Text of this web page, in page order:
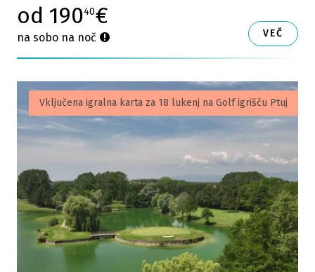
od 19040€
na sobo na noč VEČ
Vključena igralna karta za 18 lukenj na Golf igrišču Ptuj